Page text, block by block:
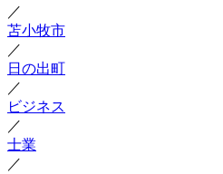
／
苫小牧市
／
日の出町
／
ビジネス
／
士業
／